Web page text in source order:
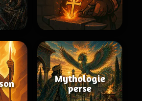
Mythologie
perse